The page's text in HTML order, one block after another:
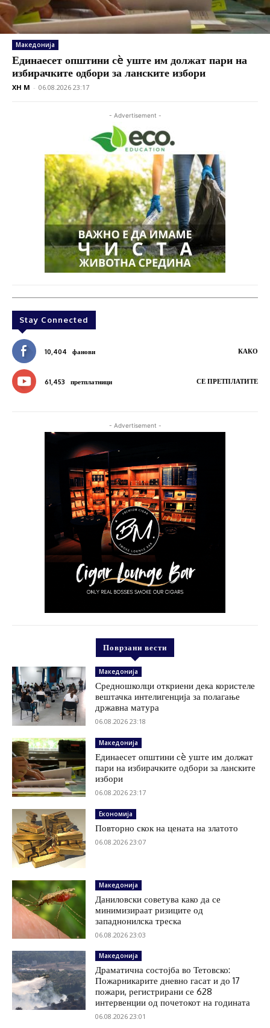
Македонија
Единаесет општини сè уште им должат пари на
избирачките одбори за ланските избори
XH M - 06.08.2026 23:17
- Advertisement -
Stay Connected
10,404 фанови КАКО
61,453 претплатници СЕ ПРЕТПЛАТИТЕ
- Advertisement -
Поврзани вести
Македонија
Средношколци откриени дека користеле
вештачка интелигенција за полагање
државна матура
06.08.2026 23:18
Македонија
Единаесет општини сè уште им должат
пари на избирачките одбори за ланските
избори
06.08.2026 23:17
Економија
Повторно скок на цената на златото
06.08.2026 23:07
Македонија
Даниловски советува како да се
минимизираат ризиците од
западнонилска треска
06.08.2026 23:03
Македонија
Драматична состојба во Тетовско:
Пожарникарите дневно гасат и до 17
пожари, регистрирани се 628
интервенции од почетокот на годината
06.08.2026 23:01